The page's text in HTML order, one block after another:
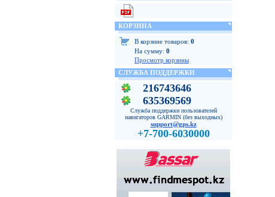
КОРЗИНА
В корзине товаров: 0
На сумму: 0
Просмотр корзины
СЛУЖБА ПОДДЕРЖКИ
216743646
635369569
Служба поддержки пользователей
навигаторов GARMIN (без выходных)
support@gps.kz
+7-700-6030000